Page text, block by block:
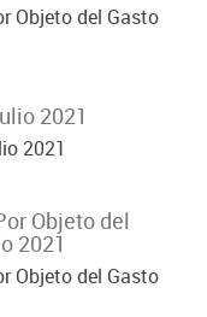
Objeto del Gasto
2021
2021
Objeto del
2021
Objeto del Gasto